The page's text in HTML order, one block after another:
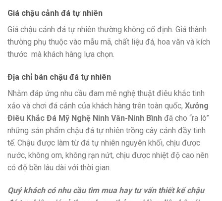
Giá chậu cảnh đá tự nhiên
Giá chậu cảnh đá tự nhiên thường không cố định. Giá thành
thường phụ thuộc vào mẫu mã, chất liệu đá, hoa văn và kích
thước mà khách hàng lựa chọn.
Địa chỉ bán chậu đá tự nhiên
Nhằm đáp ứng nhu cầu đam mê nghệ thuật điêu khắc tinh
xảo và chơi đá cảnh của khách hàng trên toàn quốc, Xưởng
Điêu Khắc Đá Mỹ Nghệ Ninh Vân-Ninh Bình đã cho “ra lò”
những sản phẩm chậu đá tự nhiên trồng cây cảnh đầy tinh
tế. Chậu được làm từ đá tự nhiên nguyên khối, chịu được
nước, không om, không rạn nứt, chịu được nhiệt độ cao nên
có độ bền lâu dài với thời gian.
Quý khách có nhu cầu tìm mua hay tư vấn thiết kế chậu